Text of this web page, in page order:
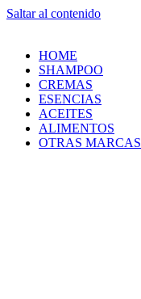
Saltar al contenido
HOME
SHAMPOO
CREMAS
ESENCIAS
ACEITES
ALIMENTOS
OTRAS MARCAS